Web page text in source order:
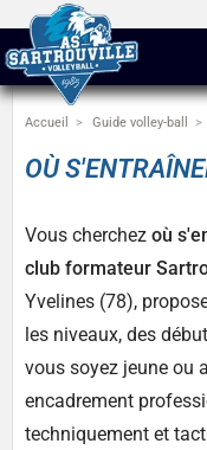
Accueil Guide volley-ball
OÙ
Vous cherchez où
club formateur
Yvelines (78),
les niveaux, des
vous soyez jeune ou
encadrement
techniquement et